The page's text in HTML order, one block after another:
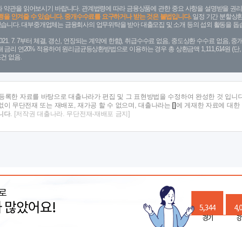
관을 읽어보시기 바랍니다. 관계법령에 따라 금융상품에 관한 중요 사항을 설명받을 권
을 안겨줄 수 있습니다. 중개수수료를 요구하거나 받는 것은 불법입니다.일정 기간 분할상
니다. 대부중개업체는 금융회사의 업무위탁을 받아 대출모집 및 소개 등의 섭외 활동을
7. 7부터 체결, 갱신, 연장되는 계약에 한함), 취급수수료 없음, 중도상환 수수료 없음,
금리 연20% 적용하여 원리금균등상환방법으로 이용하는 경우 총 상환금액 1,111,614원 (
없음.
록한 자료를 바탕으로 대출나라가 편집 및 그 표현방법을 수정하여 완성한 것 입니
이 무단전재 또는 재배포, 재가공 할 수 없으며, 대출나라는
에 게재한 자료에 대
다.
[저작권 대출나라. 무단전재-재배포 금지]
많았어요! 5,344
경기